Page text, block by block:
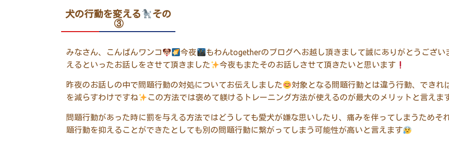
犬の行動を変える
その
③
みなさん、こんばんワンコ 今夜
もわんtogetherのブログへお越し頂きまして誠にありがとうござい
えるといったお話しをさせて頂きました
今夜もまたそのお話しさせて頂きたいと思います
昨夜のお話しの中で問題行動の対処についてお伝えしました
対象となる問題行動とは違う行動、でき
を減らすわけですね
この方法では褒めて躾けるトレーニング方法が使えるのが最大のメリットと言えま
問題行動があった時に罰を与える方法ではどうしても愛犬が嫌な思いしたり、痛みを伴ってしまうためそ
題行動を抑えることができたとしても別の問題行動に繋がってしまう可能性が高いと言えます